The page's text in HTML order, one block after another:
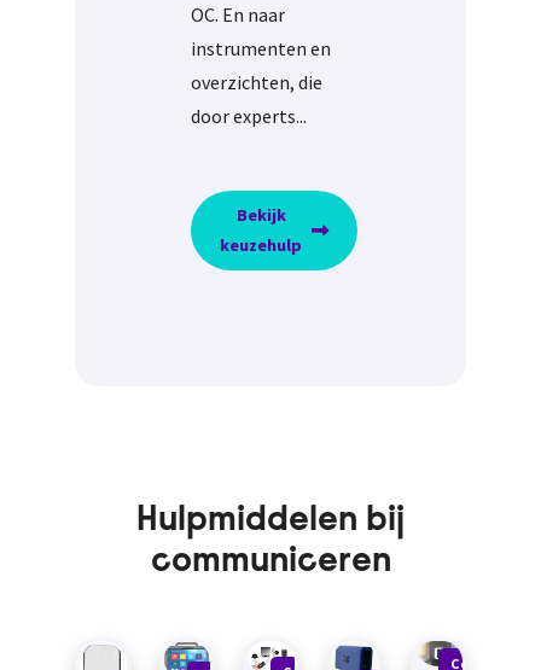
OC. En naar
instrumenten en
overzichten, die
door experts...
Bekijk
keuzehulp
Hulpmiddelen bij
communiceren